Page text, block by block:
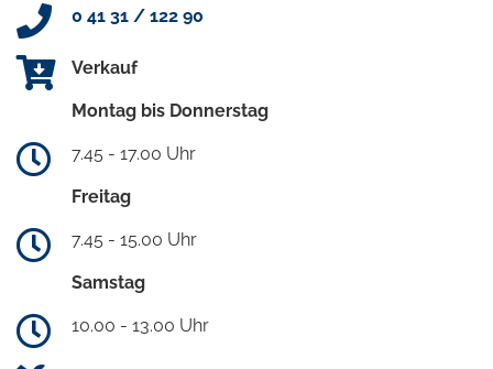
0 41 31 / 122 90
Verkauf
Montag bis Donnerstag
7.45 - 17.00 Uhr
Freitag
7.45 - 15.00 Uhr
Samstag
10.00 - 13.00 Uhr